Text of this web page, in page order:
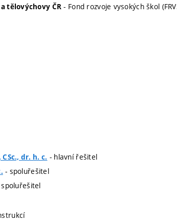
tělovýchovy ČR - Fond rozvoje vysokých škol
dr. h. c. - hlavní řešitel
- spoluřešitel
spoluřešitel